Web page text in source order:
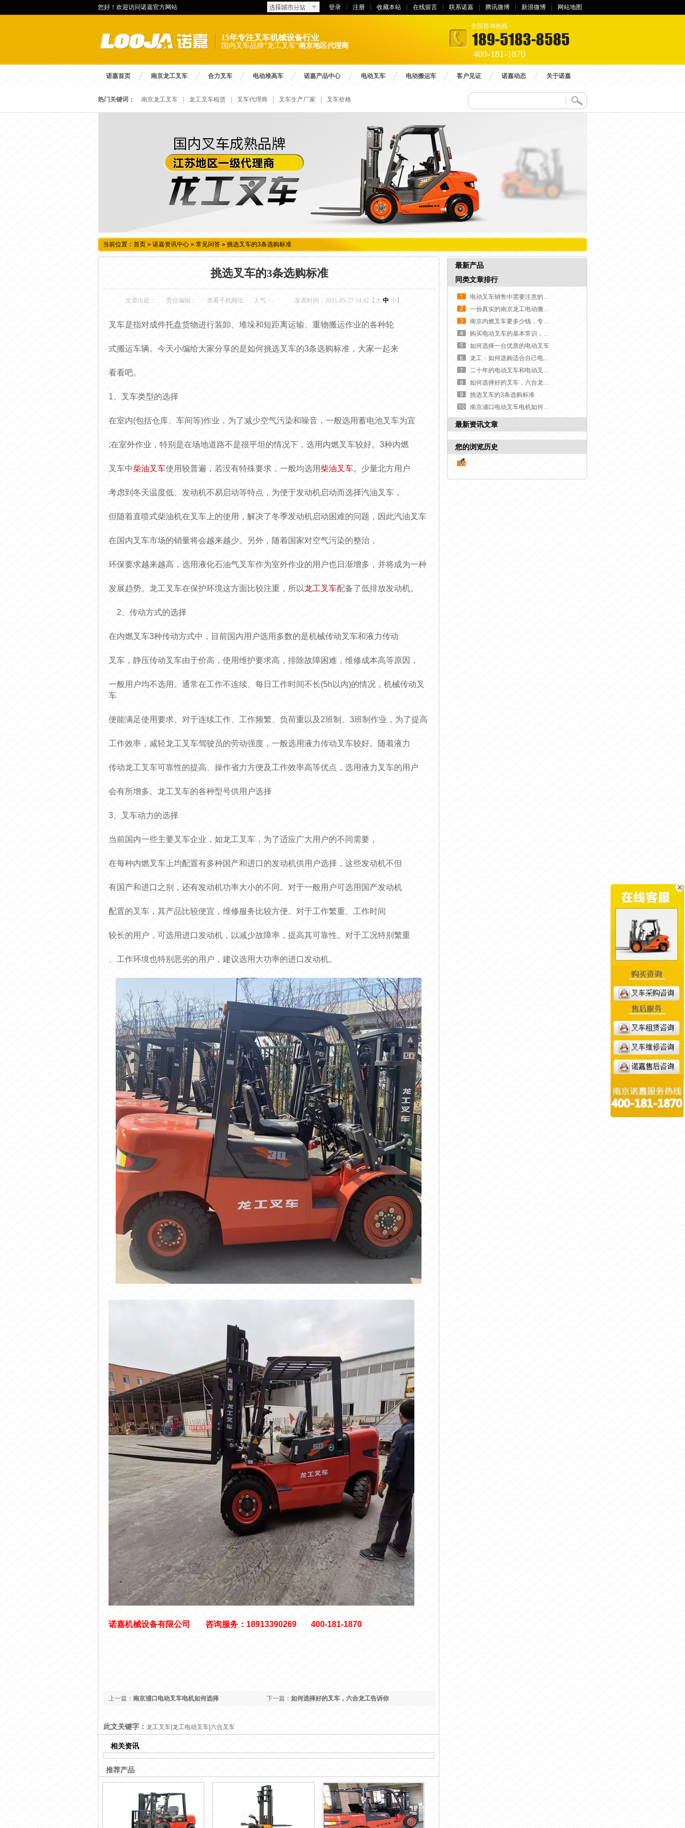
登录 / 注册 收藏本站 在线留言 联系诺嘉 腾讯微博 新浪微博 网站地图
您好！欢迎访问诺嘉官方网站
15年专注叉车机械设备行业
国内叉车品牌“龙工叉车”南京地区代理商
全国咨询热线
400-181-1870
诺嘉首页 南京龙工叉车 合力叉车 电动堆高车 诺嘉产品中心 电动叉车 电动搬运车 客户见证 诺嘉动态 关于诺嘉
热门关键词： 南京龙工叉车 龙工叉车租赁 叉车代理商 叉车生产厂家 叉车价格
当前位置： 首页 » 诺嘉资讯中心 » 常见问答 » 挑选叉车的3条选购标准
挑选叉车的3条选购标准
文章出处： 责任编辑： 查看手机网址 人气： - 发表时间：2021-05-27 14:42【 大 中 小】
叉车是指对成件托盘货物进行装卸、堆垛和短距离运输、重物搬运作业的各种轮
式搬运车辆。今天小编给大家分享的是如何挑选叉车的3条选购标准，大家一起来
看看吧。
1、叉车类型的选择
在室内(包括仓库、车间等)作业，为了减少空气污染和噪音，一般选用蓄电池叉车为宜
;在室外作业，特别是在场地道路不是很平坦的情况下，选用内燃叉车较好。3种内燃
叉车中柴油叉车使用较普遍，若没有特殊要求，一般均选用柴油叉车。少量北方用户
考虑到冬天温度低、发动机不易启动等特点，为便于发动机启动而选择汽油叉车，
但随着直喷式柴油机在叉车上的使用，解决了冬季发动机启动困难的问题，因此汽油叉车
在国内叉车市场的销量将会越来越少。另外，随着国家对空气污染的整治，
环保要求越来越高，选用液化石油气叉车作为室外作业的用户也日渐增多，并将成为一种
发展趋势。龙工叉车在保护环境这方面比较注重，所以龙工叉车配备了低排放发动机。
2、传动方式的选择
在内燃叉车3种传动方式中，目前国内用户选用多数的是机械传动叉车和液力传动
叉车，静压传动叉车由于价高，使用维护要求高，排除故障困难，维修成本高等原因，
一般用户均不选用。通常在工作不连续、每日工作时间不长(5h以内)的情况，机械传动叉
车
便能满足使用要求。对于连续工作、工作频繁、负荷重以及2班制、3班制作业，为了提高
工作效率，减轻龙工叉车驾驶员的劳动强度，一般选用液力传动叉车较好。随着液力
传动龙工叉车可靠性的提高、操作省力方便及工作效率高等优点，选用液力叉车的用户
会有所增多。龙工叉车的各种型号供用户选择
3、叉车动力的选择
当前国内一些主要叉车企业，如龙工叉车，为了适应广大用户的不同需要，
在每种内燃叉车上均配置有多种国产和进口的发动机供用户选择，这些发动机不但
有国产和进口之别，还有发动机功率大小的不同。对于一般用户可选用国产发动机
配置的叉车，其产品比较便宜，维修服务比较方便。对于工作繁重、工作时间
较长的用户，可选用进口发动机，以减少故障率，提高其可靠性。对于工况特别繁重
、工作环境也特别恶劣的用户，建议选用大功率的进口发动机。
诺嘉机械设备有限公司 咨询服务： 18913390269 400-181-1870
下一篇： 如何选择好的叉车，六合龙工告诉你
上一篇： 南京浦口电动叉车电机如何选择
此文关键字： 龙工叉车|龙工电动叉车|六合叉车
相关资讯
推荐产品
最新产品
同类文章排行
电动叉车销售中需要注意的几个重要问题
一份真实的南京龙工电动搬运车报价单
南京内燃叉车要多少钱，专业销售员告诉你
购买电动叉车的基本常识，你不会不知道吧？
如何选择一台优质的电动叉车
龙工：如何选购适合自己电动叉车的四种小技巧
二十年的电动叉车和电动叉车电池营销公司有什么不一样呢？
如何选择好的叉车，六合龙工告诉你
挑选叉车的3条选购标准
南京浦口电动叉车电机如何选择
最新资讯文章
您的浏览历史